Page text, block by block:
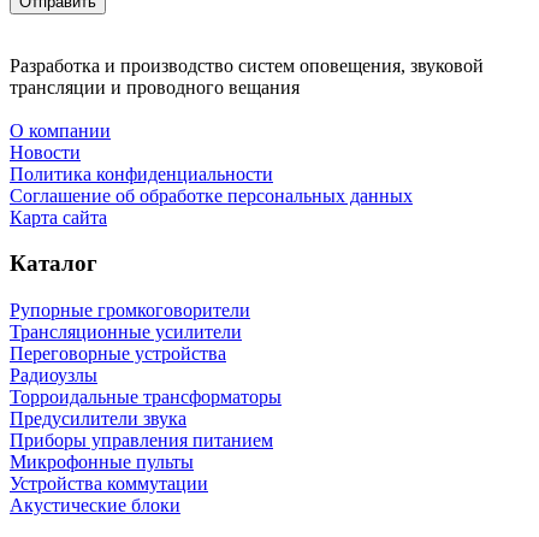
Разработка и производство систем оповещения, звуковой
трансляции и проводного вещания
О компании
Новости
Политика конфиденциальности
Соглашение об обработке персональных данных
Карта сайта
Каталог
Рупорные громкоговорители
Трансляционные усилители
Переговорные устройства
Радиоузлы
Торроидальные трансформаторы
Предусилители звука
Приборы управления питанием
Микрофонные пульты
Устройства коммутации
Акустические блоки